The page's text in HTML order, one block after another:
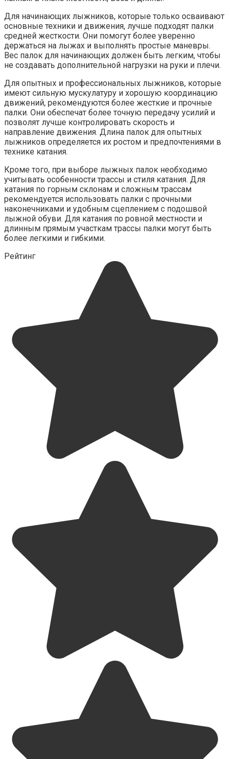
Для начинающих лыжников, которые только осваивают
основные техники и движения, лучше подходят палки
средней жесткости. Они помогут более уверенно
держаться на лыжах и выполнять простые маневры.
Вес палок для начинающих должен быть легким, чтобы
не создавать дополнительной нагрузки на руки и плечи.
Для опытных и профессиональных лыжников, которые
имеют сильную мускулатуру и хорошую координацию
движений, рекомендуются более жесткие и прочные
палки. Они обеспечат более точную передачу усилий и
позволят лучше контролировать скорость и
направление движения. Длина палок для опытных
лыжников определяется их ростом и предпочтениями в
технике катания.
Кроме того, при выборе лыжных палок необходимо
учитывать особенности трассы и стиля катания. Для
катания по горным склонам и сложным трассам
рекомендуется использовать палки с прочными
наконечниками и удобным сцеплением с подошвой
лыжной обуви. Для катания по ровной местности и
длинным прямым участкам трассы палки могут быть
более легкими и гибкими.
Рейтинг